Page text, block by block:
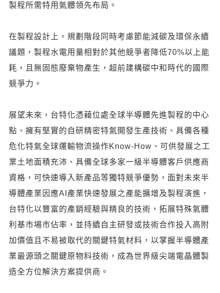
製程所需特用氣體領先布局。
在製程設計上，規劃階段同時考慮節能減碳及環保永續
議題，製程水電用量相對於其他競爭者降低70%以上能
耗，且無固態廢棄物產生，超前建構碳中和時代的國際
競爭力。
展望未來，台特化憑藉位處全球半導體先進製程的中心
點、擁有堅實的自研精密特氣開發生產技術、具備各種
危化特氣全球運輸物流操作Know-How、可供發展之工
業土地面積充沛、具備全球多家一級半導體客戶供應商
資格，可快速導入新產品等獨特競爭優勢，面對未來半
導體產業因應AI產業快速發展之產能擴增及製程演進，
台特化以豐富的產銷經驗與精良的技術，拓展特殊氣體
利基市場市佔率，並持續自主研發或技術合作投入高附
加價值且不易被取代的關鍵特氣材料，以掌握半導體產
業最源頭之關鍵原物料技術，成為世界級尖端電晶體製
造全方位解決方案提供商。